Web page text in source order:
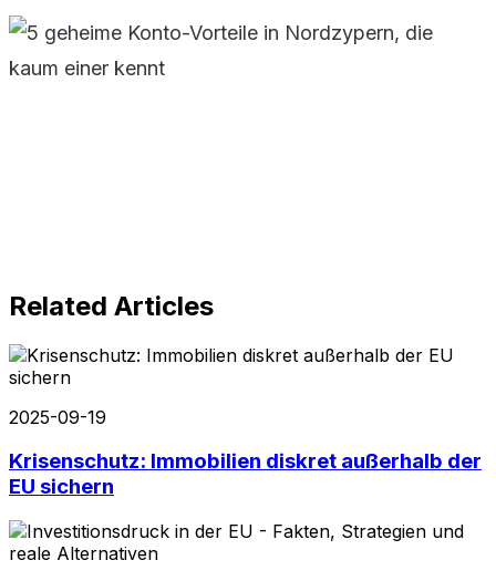
Related Articles
2025-09-19
Krisenschutz: Immobilien diskret außerhalb der
EU sichern